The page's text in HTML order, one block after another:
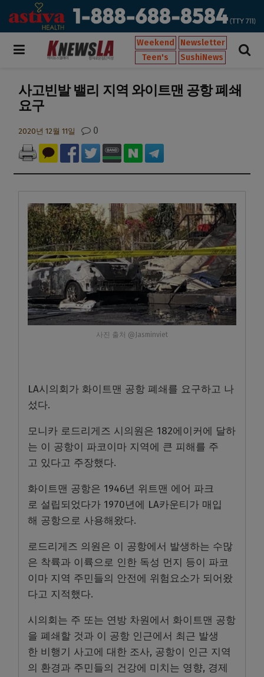
Weekend
Newsletter
Teen's
SushiNews
사고빈발 밸리 지역 와이트맨 공항 폐쇄
요구
2020년 12월 11일 0
사진 출처 @Jasminviet
LA시의회가 화이트맨 공항 폐쇄를 요구하고 나
섰다.
모니카 로드리게즈 시의원은 182에이커에 달하
는 이 공항이 파코이마 지역에 큰 피해를 주
고 있다고 주장했다.
화이트맨 공항은 1946년 위트맨 에어 파크
로 설립되었다가 1970년에 LA카운티가 매입
해 공항으로 사용해왔다.
로드리게즈 의원은 이 공항에서 발생하는 수많
은 착륙과 이륙으로 인한 독성 먼지 등이 파코
이마 지역 주민들의 안전에 위험요소가 되어왔
다고 지적했다.
시의회는 주 또는 연방 차원에서 화이트맨 공항
을 폐쇄할 것과 이 공항 인근에서 최근 발생
한 비행기 사고에 대한 조사, 공항이 인근 지역
의 환경과 주민들의 건강에 미치는 영향, 경제